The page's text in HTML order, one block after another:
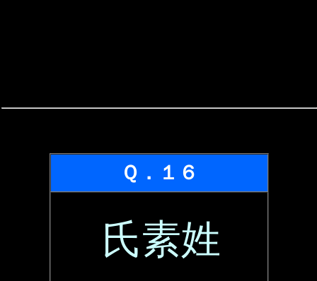
Ｑ．１６
氏素姓